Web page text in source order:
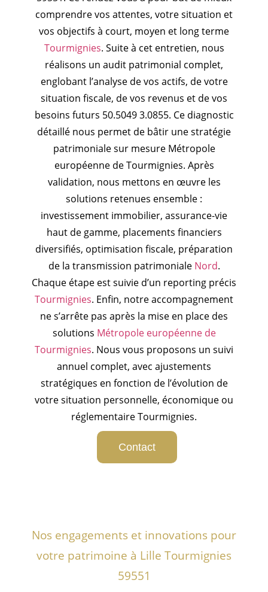
comprendre vos attentes, votre situation et
vos objectifs à court, moyen et long terme
Tourmignies. Suite à cet entretien, nous
réalisons un audit patrimonial complet,
englobant l’analyse de vos actifs, de votre
situation fiscale, de vos revenus et de vos
besoins futurs 50.5049 3.0855. Ce diagnostic
détaillé nous permet de bâtir une stratégie
patrimoniale sur mesure Métropole
européenne de Tourmignies. Après
validation, nous mettons en œuvre les
solutions retenues ensemble :
investissement immobilier, assurance-vie
haut de gamme, placements financiers
diversifiés, optimisation fiscale, préparation
de la transmission patrimoniale Nord.
Chaque étape est suivie d’un reporting précis
Tourmignies. Enfin, notre accompagnement
ne s’arrête pas après la mise en place des
solutions Métropole européenne de
Tourmignies. Nous vous proposons un suivi
annuel complet, avec ajustements
stratégiques en fonction de l’évolution de
votre situation personnelle, économique ou
réglementaire Tourmignies.
Contact
Nos engagements et innovations pour
votre patrimoine à Lille Tourmignies
59551